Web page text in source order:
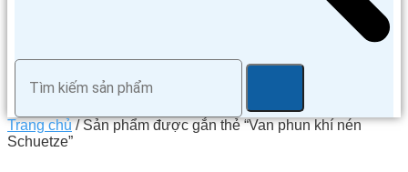
Trang chủ/ Sản phẩm được gắn thẻ “Van phun khí nén
Schuetze”